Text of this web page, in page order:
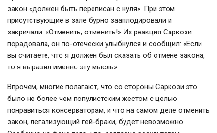
закон «должен быть переписан с нуля». При этом
присутствующие в зале бурно зааплодировали и
закричали: «Отменить, отменить!» Их реакция Саркози
порадовала, он по-отечески улыбнулся и сообщил: «Если
вы считаете, что я должен был сказать об отмене закона,
то я выразил именно эту мысль».
Впрочем, многие полагают, что со стороны Саркози это
было не более чем популистским жестом с целью
понравиться консерваторам, и что на самом деле отменить
закон, легализующий гей-браки, будет невозможно.